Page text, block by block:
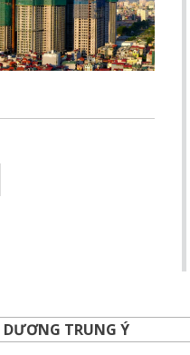
DƯƠNG TRUNG Ý